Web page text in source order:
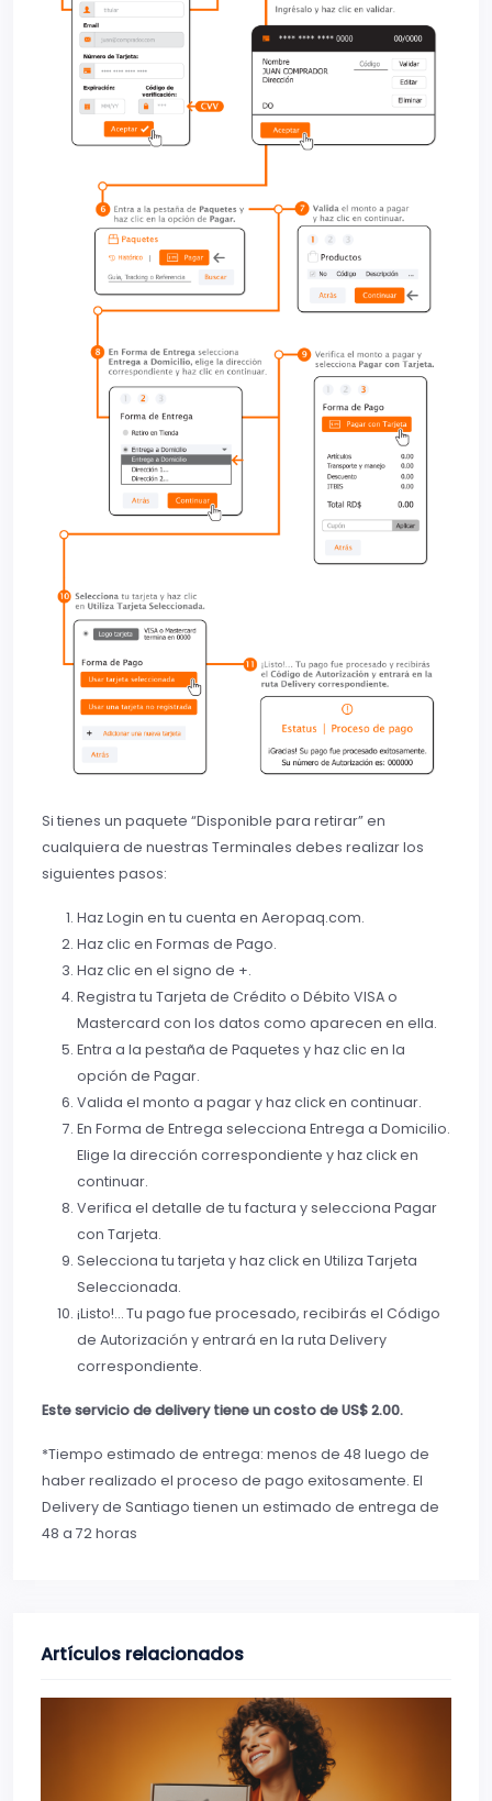
Si tienes un paquete “Disponible para retirar” en
cualquiera de nuestras Terminales debes realizar los
siguientes pasos:
Haz Login en tu cuenta en Aeropaq.com.
Haz clic en Formas de Pago.
Haz clic en el signo de +.
Registra tu Tarjeta de Crédito o Débito VISA o
Mastercard con los datos como aparecen en ella.
Entra a la pestaña de Paquetes y haz clic en la
opción de Pagar.
Valida el monto a pagar y haz click en continuar.
En Forma de Entrega selecciona Entrega a Domicilio.
Elige la dirección correspondiente y haz click en
continuar.
Verifica el detalle de tu factura y selecciona Pagar
con Tarjeta.
Selecciona tu tarjeta y haz click en Utiliza Tarjeta
Seleccionada.
¡Listo!… Tu pago fue procesado, recibirás el Código
de Autorización y entrará en la ruta Delivery
correspondiente.
Este servicio de delivery tiene un costo de US$ 2.00.
*Tiempo estimado de entrega: menos de 48 luego de
haber realizado el proceso de pago exitosamente. El
Delivery de Santiago tienen un estimado de entrega de
48 a 72 horas
Artículos relacionados